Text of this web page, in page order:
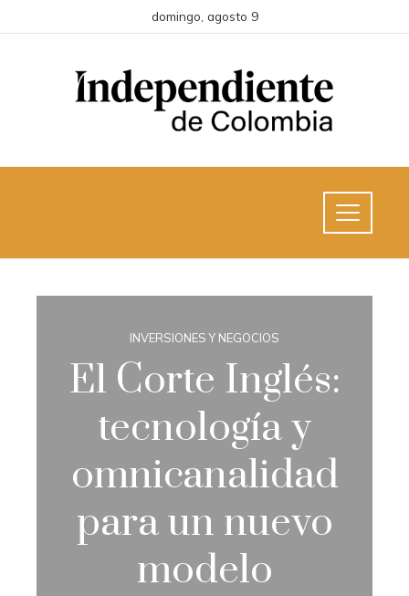
domingo, agosto 9
INVERSIONES Y NEGOCIOS
El Corte Inglés:
tecnología y
omnicanalidad
para un nuevo
modelo